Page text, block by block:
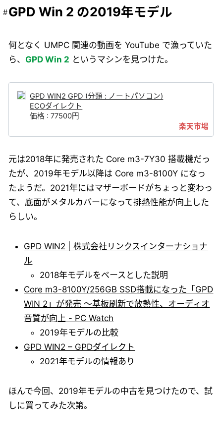
GPD Win 2 の2019年モデル
何となく UMPC 関連の動画を YouTube で漁っていた
ら、 GPD Win 2 というマシンを見つけた。
GPD WIN2 GPD (分類 : ノートパソコン)
ECOダイレクト
価格 : 77500円
元は2018年に発売された Core m3-7Y30 搭載機だっ
たが、2019年モデル以降は Core m3-8100Y になっ
たようだ。2021年にはマザーボードがちょっと変わっ
て、底面がメタルカバーになって排熱性能が向上した
らしい。
GPD WIN2 | 株式会社リンクスインターナショナ
ル
2018年モデルをベースとした説明
Core m3-8100Y/256GB SSD搭載になった「GPD
WIN 2」が発売 ～基板刷新で放熱性、オーディオ
音質が向上 - PC Watch
2019年モデルの比較
GPD WIN2 – GPDダイレクト
2021年モデルの情報あり
ほんで今回、2019年モデルの中古を見つけたので、試
しに買ってみた次第。